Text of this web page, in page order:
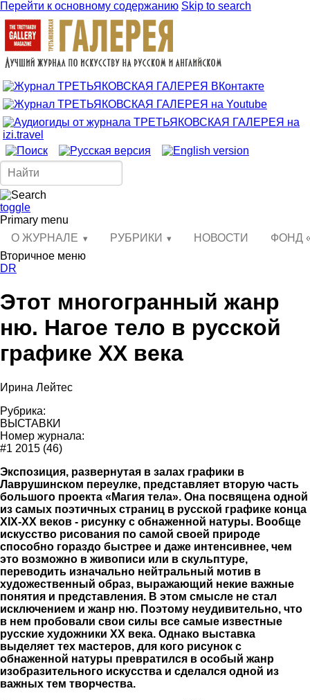
Перейти к основному содержанию Skip to search
toggle
Primary menu
О ЖУРНАЛЕ
РУБРИКИ НОВОСТИ
ФОНД
Вторичное меню
DR
Этот многогранный жанр
ню. Нагое тело в русской
графике ХХ века
Ирина Лейтес
Рубрика:
ВЫСТАВКИ
Номер журнала:
#1 2015 (46)
Экспозиция, развернутая в залах графики в
Лаврушинском переулке, представляет вторую часть
большого проекта «Магия тела». Она посвящена одной
из самых поэтичных страниц в русской графике конца
XIX-XX веков - рисунку с обнаженной натуры. Вообще
искусство рисования по самой своей природе
способно гораздо быстрее и даже интенсивнее, чем
это возможно в живописи или в скульптуре,
переводить изначально нейтральный мотив в
художественный образ, выражающий некие важные
понятия и представления. В этом смысле не стал
исключением и жанр ню. Поэтому неудивительно, что
в нем пробовали свои силы все самые известные
русские художники ХХ века. Однако выставка
выделяет тех мастеров, для кого рисунок с
обнаженной натуры превратился в особый жанр
изобразительного искусства и сделался одной из
важных тем творчества.